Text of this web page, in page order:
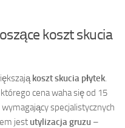
koszt skucia
koszt skucia płytek
, którego cena waha się od 15
wymagający specjalistycznych
jest utylizacja gruzu –